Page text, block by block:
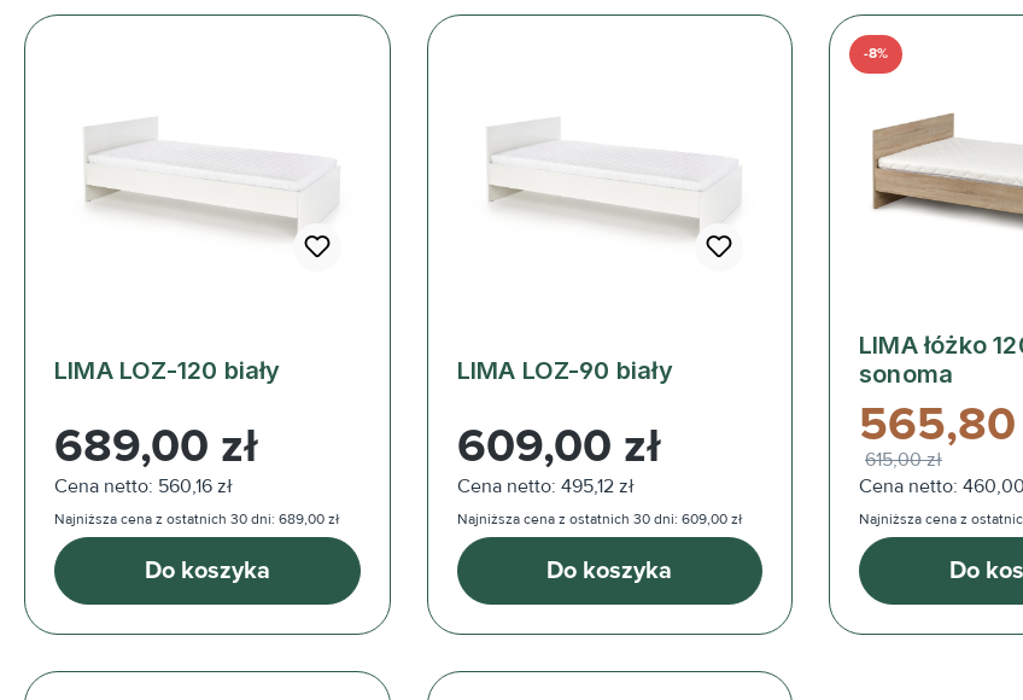
LIMA LOZ-120 biały
Cena regularna:
689,00 zł
Cena netto: 560,16 zł
Najniższa cena z ostatnich 30 dni: 689,00 zł
Do koszyka
LIMA LOZ-90 biały
Cena regularna:
609,00 zł
Cena netto: 495,12 zł
Najniższa cena z ostatnich 30 dni: 609,00 zł
Do koszyka
LIMA łóżko
sonoma
-8%
565,80
615,00 zł
Cena netto:
Najniższa cena z
Do